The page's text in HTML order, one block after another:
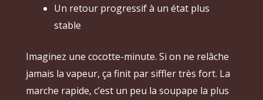
Un retour progressif à un état plus
stable
Imaginez une cocotte-minute. Si on ne relâche
jamais la vapeur, ça finit par siffler très fort. La
marche rapide, c’est un peu la soupape la plus